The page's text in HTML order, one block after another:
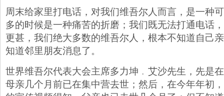
周末给家里打电话，对我们维吾尔人而言，是一种
多的时候是一种痛苦的折磨；我们既无法打通电话
更甚，我们绝大多数的维吾尔人，根本不知道自己
知道邻里朋友消息了。
世界维吾尔代表大会主席多力坤﹒艾沙先生，先是
母亲几个月前已在集中营去世；然后，在今年年初